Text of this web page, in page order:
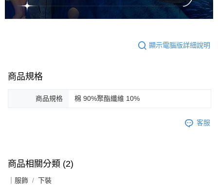
顯示電腦版詳細說明
商品規格
商品規格 棉 90%聚酯纖維 10%
客服
商品相關分類 (2)
｜服飾 下裝